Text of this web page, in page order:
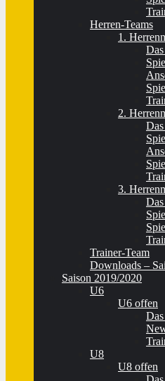
Herren-Teams
1.
2.
3.
Trainer-Team
Downloads –
Saison 2019/2020
U6
U6 offen
U8
U8 offen